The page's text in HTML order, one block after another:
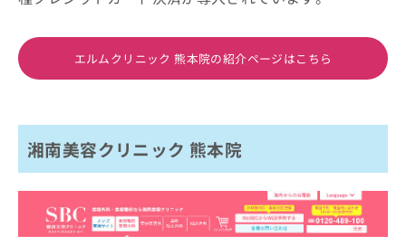
エルムクリニック 熊本院の紹介ページはこちら
湘南美容クリニック 熊本院